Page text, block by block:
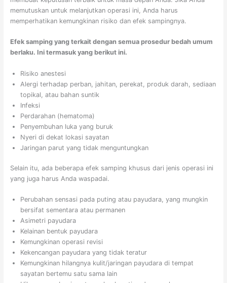
memutuskan untuk melanjutkan operasi ini, Anda harus
memperhatikan kemungkinan risiko dan efek sampingnya.
Efek samping yang terkait dengan semua prosedur bedah umum
berlaku. Ini termasuk yang berikut ini.
Risiko anestesi
Alergi terhadap perban, jahitan, perekat, produk darah, sediaan
topikal, atau bahan suntik
Infeksi
Perdarahan (hematoma)
Penyembuhan luka yang buruk
Nyeri di dekat lokasi sayatan
Jaringan parut yang tidak menguntungkan
Selain itu, ada beberapa efek samping khusus dari jenis operasi ini
yang juga harus Anda waspadai.
Perubahan sensasi pada puting atau payudara, yang mungkin
bersifat sementara atau permanen
Asimetri payudara
Kelainan bentuk payudara
Kemungkinan operasi revisi
Kekencangan payudara yang tidak teratur
Kemungkinan hilangnya kulit/jaringan payudara di tempat
sayatan bertemu satu sama lain